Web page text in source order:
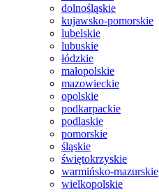
dolnośląskie
kujawsko-pomorskie
lubelskie
lubuskie
łódzkie
małopolskie
mazowieckie
opolskie
podkarpackie
podlaskie
pomorskie
śląskie
świętokrzyskie
warmińsko-mazurskie
wielkopolskie